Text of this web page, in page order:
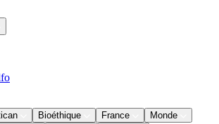
Bioéthique France
Monde